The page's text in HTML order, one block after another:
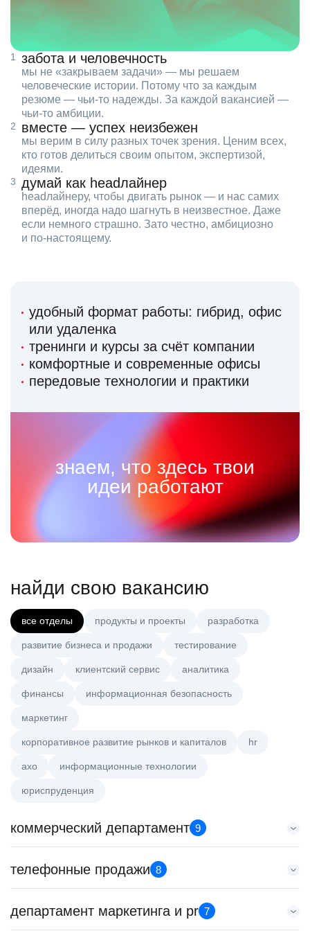
забота и человечность
мы не «закрываем задачи» — мы решаем
человеческие истории. Потому что за каждым
резюме — чьи‑то надежды. За каждой вакансией —
чьи‑то амбиции.
вместе — успех неизбежен
мы верим в силу разных точек зрения. Ценим всех,
кто готов делиться своим опытом, экспертизой,
идеями.
думай как headлайнер
headлайнеру, чтобы двигать рынок — и нас самих
вперёд, иногда надо шагнуть в неизвестное. Даже
если немного страшно. Зато честно, амбициозно
и по‑настоящему.
удобный формат работы: гибрид, офис
или удаленка
тренинги и курсы за счёт компании
комфортные и современные офисы
передовые технологии и практики
знаем, что здесь твои
идеи работают
найди свою вакансию
все отделы продукты и проекты разработка
развитие бизнеса и продажи тестирование
дизайн клиентский сервис аналитика
финансы информационная безопасность
маркетинг
корпоративное развитие рынков и капиталов hr
axo информационные технологии
юриспруденция
коммерческий департамент 9
Key Account Manager (EdTech)
HeadHunter::Коммерческий департамент
150000 ₽
телефонные продажи 8
HeadHunter::Телефонные продажи
департамент маркетинга и pr 7